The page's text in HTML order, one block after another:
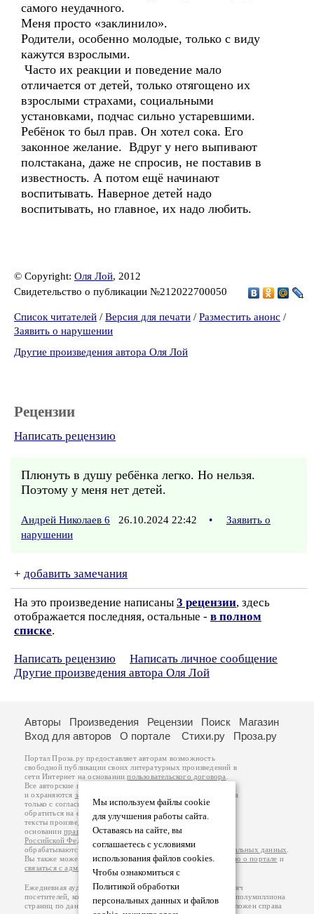
самого неудачного.
Меня просто «заклинило».
Родители, особенно молодые, только с виду
кажутся взрослыми.
Часто их реакции и поведение мало
отличается от детей, только отягощено их
взрослыми страхами, социальными
установками, подчас сильно устаревшими.
Ребёнок то был прав. Он хотел сока. Его
законное желание. Вдруг у него выпивают
полстакана, даже не спросив, не поставив в
известность. А потом ещё начинают
воспитывать. Наверное детей надо
воспитывать, но главное, их надо любить.
© Copyright: Оля Лой, 2012
Свидетельство о публикации №212022700050
Список читателей / Версия для печати / Разместить анонс /
Заявить о нарушении
Другие произведения автора Оля Лой
Рецензии
Написать рецензию
Плюнуть в душу ребёнка легко. Но нельзя.
Поэтому у меня нет детей.
Андрей Николаев 6 26.10.2024 22:42 •
Заявить о
нарушении
+ добавить замечания
На это произведение написаны 3 рецензии, здесь
отображается последняя, остальные - в полном
списке.
Написать рецензию
Написать личное сообщение
Другие произведения автора Оля Лой
Мы используем файлы cookie
для улучшения работы сайта.
Оставаясь на сайте, вы
соглашаетесь с условиями
использования файлов cookies.
Чтобы ознакомиться с
Политикой обработки
персональных данных и файлов
Авторы Произведения Рецензии Поиск
Магазин
Вход для авторов
О портале Стихи.ру Проза.ру
Портал Проза.ру предоставляет авторам возможность
свободной публикации своих литературных произведений в
сети Интернет на основаниипользовательского договора
Все авторские права на произведения принадлежат авторам
и охраняются законом
. Перепечатка произведений возможна
только с согласия его автора, к которому вы можете
обратиться на его авторской странице. Ответственность за
тексты произведений авторы несут самостоятельно на
основанииправил публикацииизаконодательства
Российской Федерации
обрабатываются на основанииПолитики обработки персональных данных
Вы также можете посмотреть более подробнуюинформацию о портале и
связаться с администрацией
Ежедневная аудитория портала Проза.ру – порядка 100 тысяч
посетителей, которые в общей сумме просматривают более полумиллиона
страниц по данным счетчика посещаемости, который расположен справа